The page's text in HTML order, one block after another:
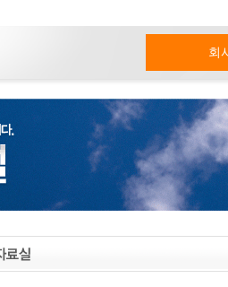
회